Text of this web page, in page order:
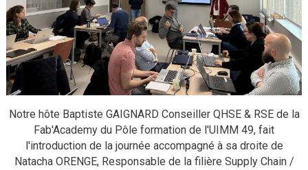
Notre hôte Baptiste GAIGNARD Conseiller QHSE & RSE de la
Fab'Academy du Pôle formation de l'UIMM 49, fait
l'introduction de la journée accompagné à sa droite de
Natacha ORENGE, Responsable de la filière Supply Chain /